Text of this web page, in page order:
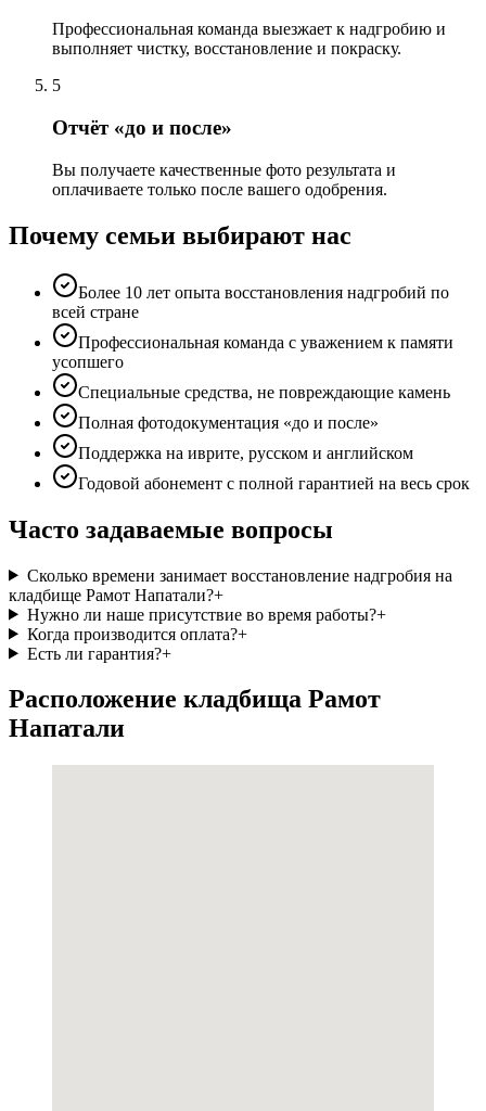
Профессиональная команда выезжает к надгробию и
выполняет чистку, восстановление и покраску.
5
Отчёт «до и после»
Вы получаете качественные фото результата и
оплачиваете только после вашего одобрения.
Почему семьи выбирают нас
Более 10 лет опыта восстановления надгробий по
всей стране
Профессиональная команда с уважением к памяти
усопшего
Специальные средства, не повреждающие камень
Полная фотодокументация «до и после»
Поддержка на иврите, русском и английском
Годовой абонемент с полной гарантией на весь срок
Часто задаваемые вопросы
Сколько времени занимает восстановление надгробия на
кладбище Рамот Напатали?+
Нужно ли наше присутствие во время работы?+
Когда производится оплата?+
Есть ли гарантия?+
Расположение кладбища Рамот
Напатали